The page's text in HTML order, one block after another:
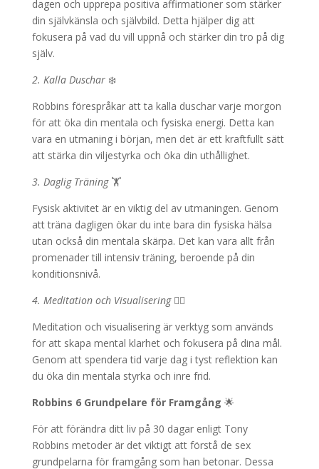
dagen och upprepa positiva affirmationer som stärker
din självkänsla och självbild. Detta hjälper dig att
fokusera på vad du vill uppnå och stärker din tro på dig
själv.
2. Kalla Duschar❄️
Robbins förespråkar att ta kalla duschar varje morgon
för att öka din mentala och fysiska energi. Detta kan
vara en utmaning i början, men det är ett kraftfullt sätt
att stärka din viljestyrka och öka din uthållighet.
3. Daglig Träning🏋️
Fysisk aktivitet är en viktig del av utmaningen. Genom
att träna dagligen ökar du inte bara din fysiska hälsa
utan också din mentala skärpa. Det kan vara allt från
promenader till intensiv träning, beroende på din
konditionsnivå.
4. Meditation och Visualisering🧘‍♂️
Meditation och visualisering är verktyg som används
för att skapa mental klarhet och fokusera på dina mål.
Genom att spendera tid varje dag i tyst reflektion kan
du öka din mentala styrka och inre frid.
Robbins 6 Grundpelare för Framgång 🌟
För att förändra ditt liv på 30 dagar enligt Tony
Robbins metoder är det viktigt att förstå de sex
grundpelarna för framgång som han betonar. Dessa